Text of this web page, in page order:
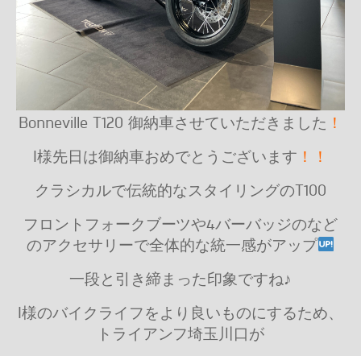
Bonneville T120 御納車させていただきました ！
I様先日は御納車おめでとうございます ！！
クラシカルで伝統的なスタイリングのT100
フロントフォークブーツや4バーバッジのなど
のアクセサリーで全体的な統一感がアップ
一段と引き締まった印象ですね♪
I様のバイクライフをより良いものにするため、
トライアンフ埼玉川口が